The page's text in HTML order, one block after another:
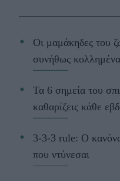
Οι μαμάκηδες του
συνήθως
Τα 6 σημεία του
καθαρίζεις κάθε
3-3-3 rule: Ο
που ντύνεσαι